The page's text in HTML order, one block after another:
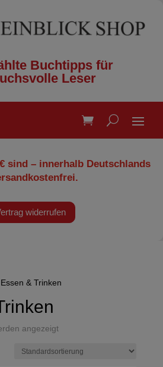
Buchtipps für
Leser
sind – innerhalb Deutschlands
widerrufen
& Trinken
angezeigt